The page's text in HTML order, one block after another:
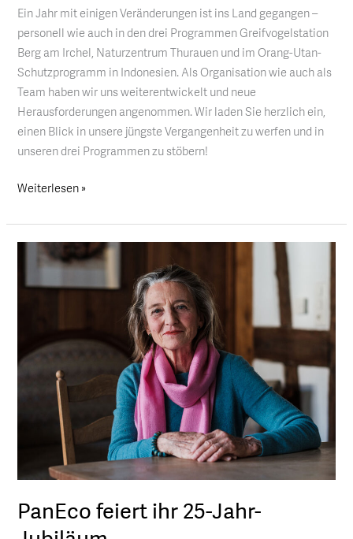
Ein Jahr mit einigen Veränderungen ist ins Land gegangen –
personell wie auch in den drei Programmen Greifvogelstation
Berg am Irchel, Naturzentrum Thurauen und im Orang-Utan-
Schutzprogramm in Indonesien. Als Organisation wie auch als
Team haben wir uns weiterentwickelt und neue
Herausforderungen angenommen. Wir laden Sie herzlich ein,
einen Blick in unsere jüngste Vergangenheit zu werfen und in
unseren drei Programmen zu stöbern!
ist
da!
Weiterlesen »
PanEco feiert ihr 25-Jahr-
PanEco
feiert
ihr
Jubiläum